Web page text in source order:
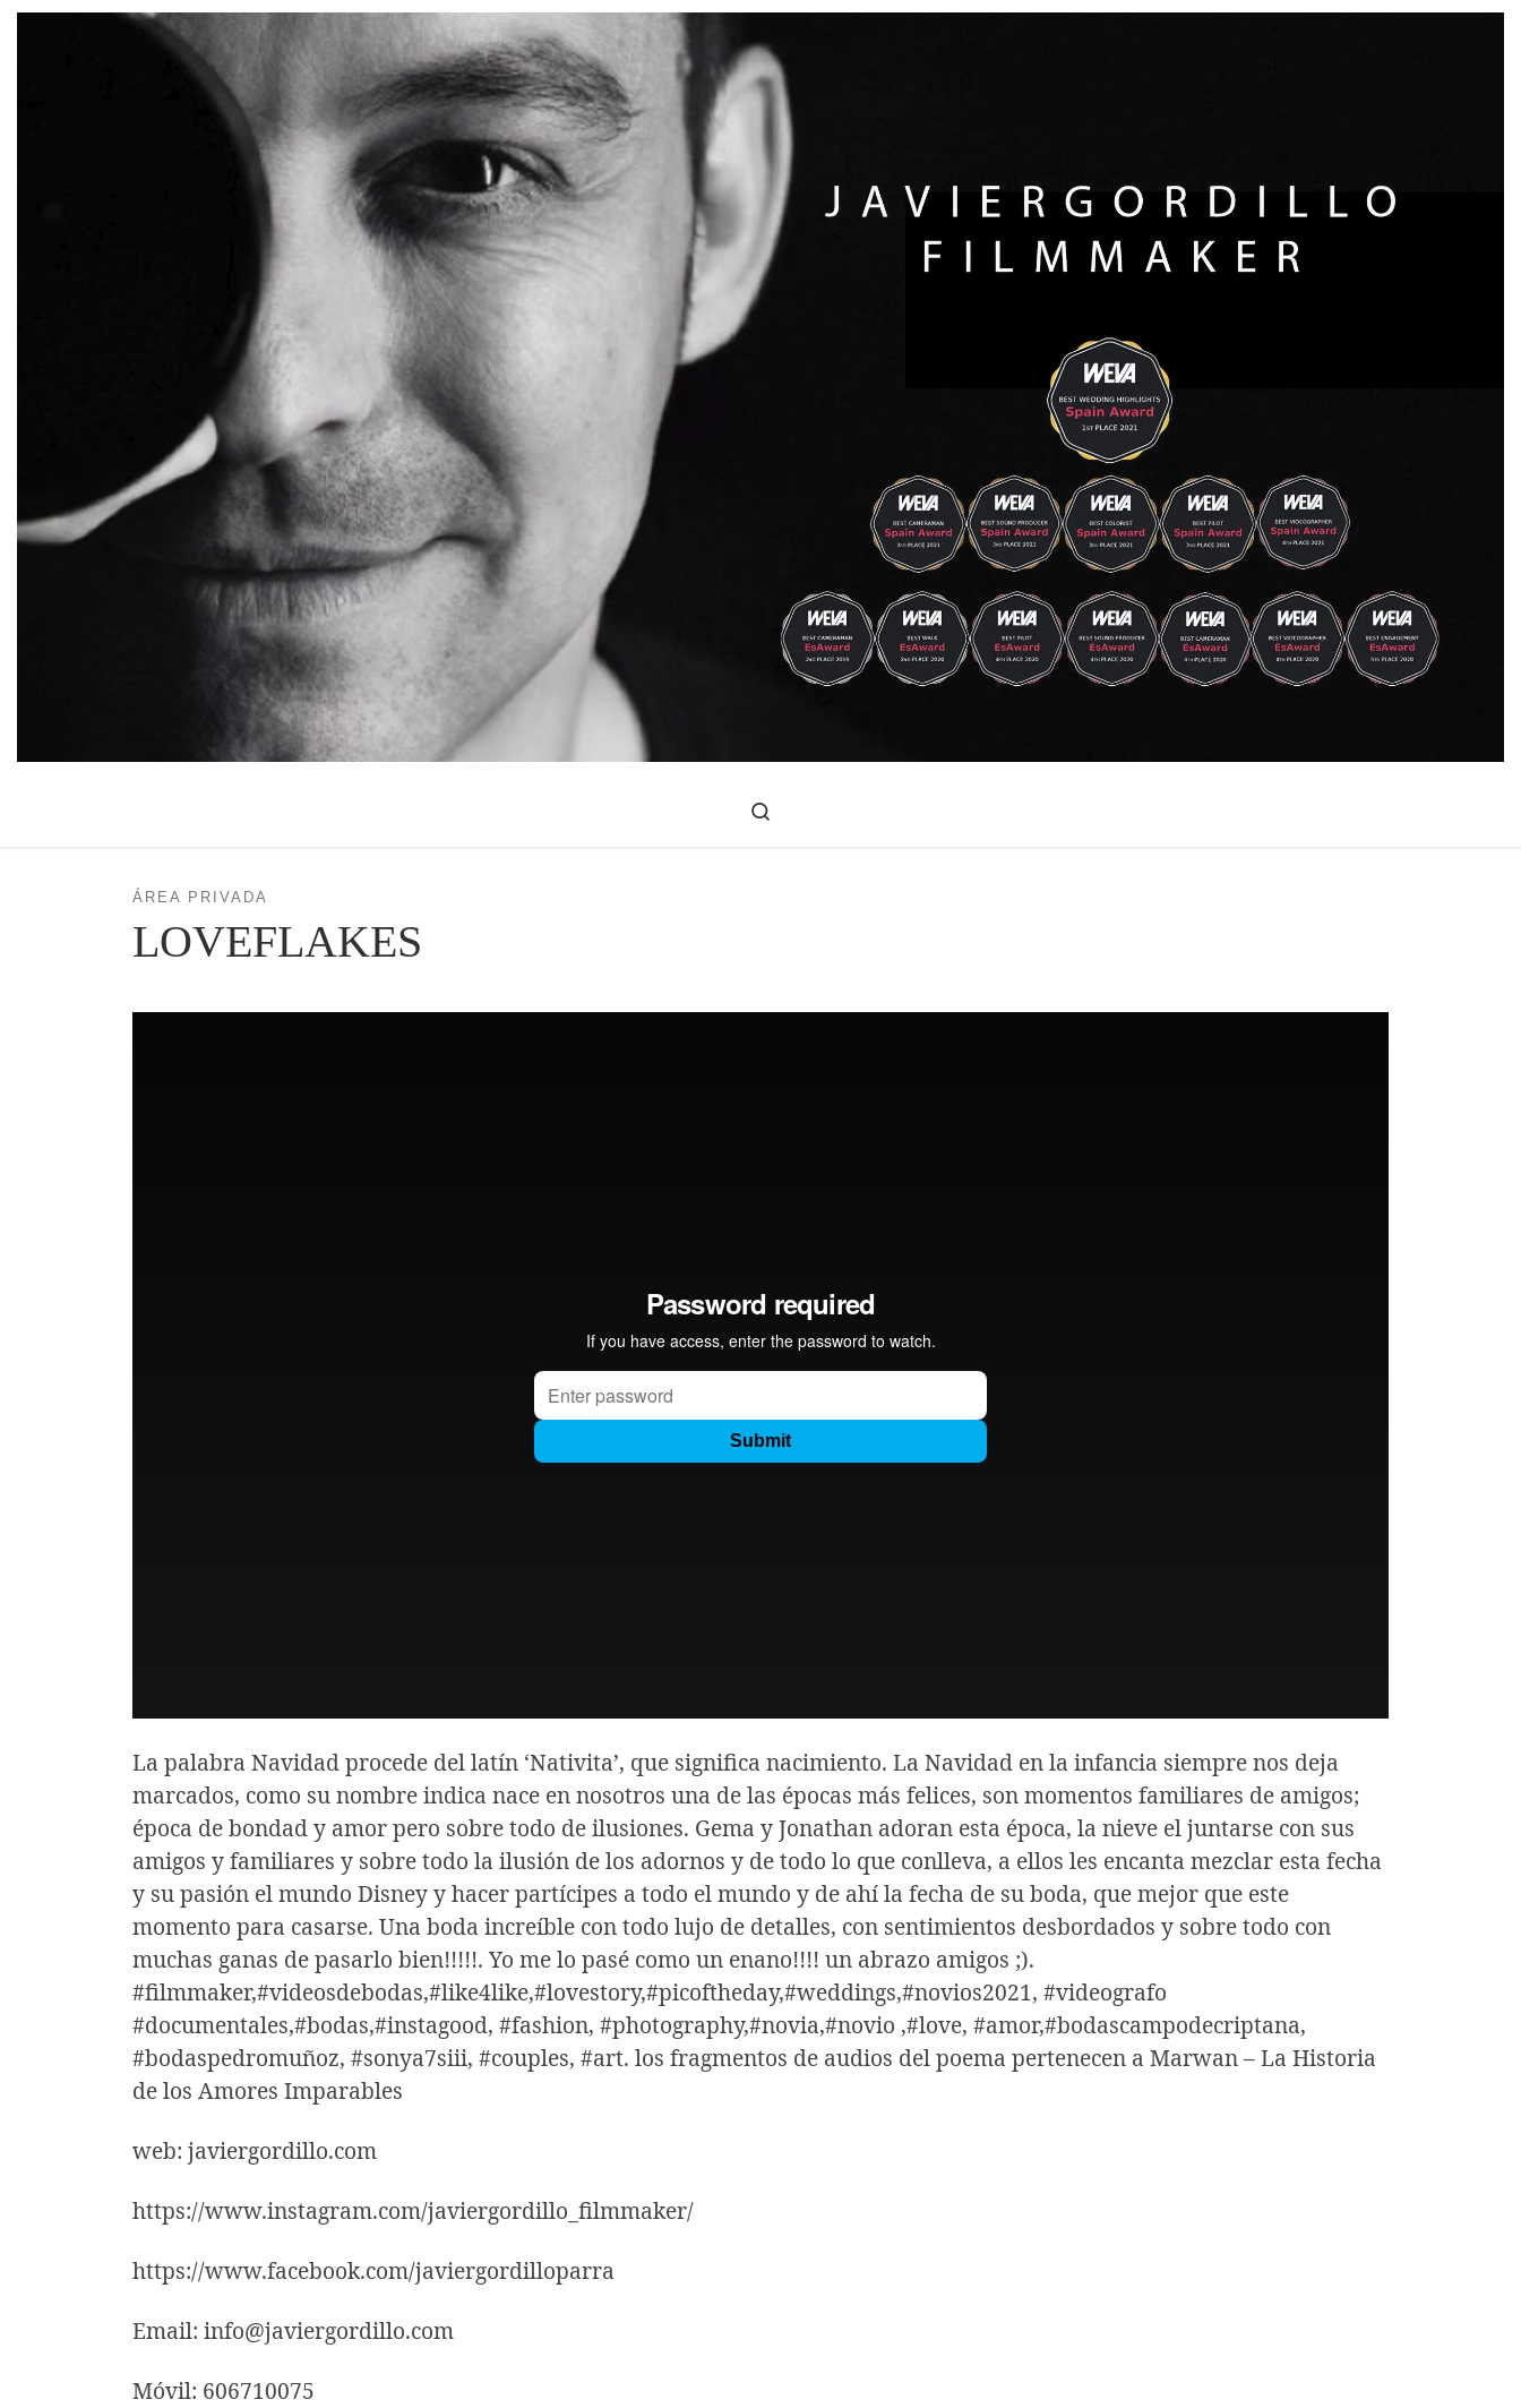
Saltar al contenido
ÁREA PRIVADA
LOVEFLAKES
La palabra Navidad procede del latín ‘Nativita’, que significa nacimiento. La Navidad en la infancia siempre nos deja
marcados, como su nombre indica nace en nosotros una de las épocas más felices, son momentos familiares de amigos;
época de bondad y amor pero sobre todo de ilusiones. Gema y Jonathan adoran esta época, la nieve el juntarse con sus
amigos y familiares y sobre todo la ilusión de los adornos y de todo lo que conlleva, a ellos les encanta mezclar esta fecha
y su pasión el mundo Disney y hacer partícipes a todo el mundo y de ahí la fecha de su boda, que mejor que este
momento para casarse. Una boda increíble con todo lujo de detalles, con sentimientos desbordados y sobre todo con
muchas ganas de pasarlo bien!!!!!. Yo me lo pasé como un enano!!!! un abrazo amigos ;).
#filmmaker,#videosdebodas,#like4like,#lovestory,#picoftheday,#weddings,#novios2021, #videografo
#documentales,#bodas,#instagood, #fashion, #photography,#novia,#novio ,#love, #amor,#bodascampodecriptana,
#bodaspedromuñoz, #sonya7siii, #couples, #art. los fragmentos de audios del poema pertenecen a Marwan – La Historia
de los Amores Imparables
web: javiergordillo.com
https://www.instagram.com/javiergordillo_filmmaker/
https://www.facebook.com/javiergordilloparra
Email: info@javiergordillo.com
Móvil: 606710075